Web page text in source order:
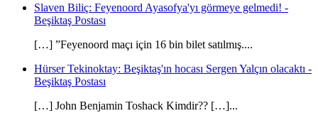
Slaven Biliç: Feyenoord Ayasofya'yı görmeye gelmedi! -
Beşiktaş Postası
[…] ”Feyenoord maçı için 16 bin bilet satılmış....
Hürser Tekinoktay: Beşiktaş'ın hocası Sergen Yalçın olacaktı -
Beşiktaş Postası
[…] John Benjamin Toshack Kimdir?? […]...